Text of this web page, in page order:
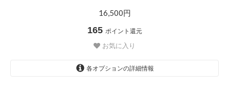
16,500円
165 ポイント還元
お気に入り
各オプションの詳細情報